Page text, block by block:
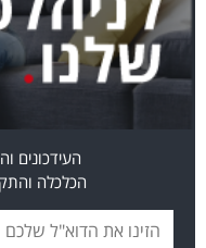
העידכונים
הכלכלה